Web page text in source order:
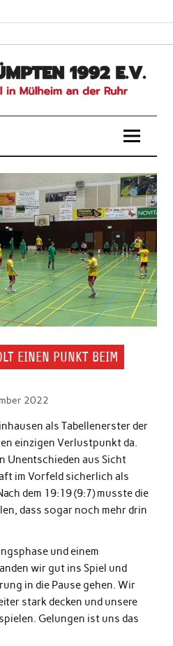
Ruhr
EINEN PUNKT BEIM
2022
als Tabellenerster der
einzigen Verlustpunkt da.
Unentschieden aus Sicht
im Vorfeld sicherlich als
dem 19:19 (9:7) musste die
dass sogar noch mehr drin
und einem
wir gut ins Spiel und
in die Pause gehen. Wir
stark decken und unsere
Gelungen ist uns das